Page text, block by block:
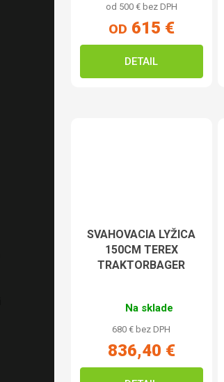
od 500 € bez DPH
OD 615 €
DETAIL
SVAHOVACIA LYŽICA
150CM TEREX
TRAKTORBAGER
Na sklade
680 € bez DPH
836,40 €